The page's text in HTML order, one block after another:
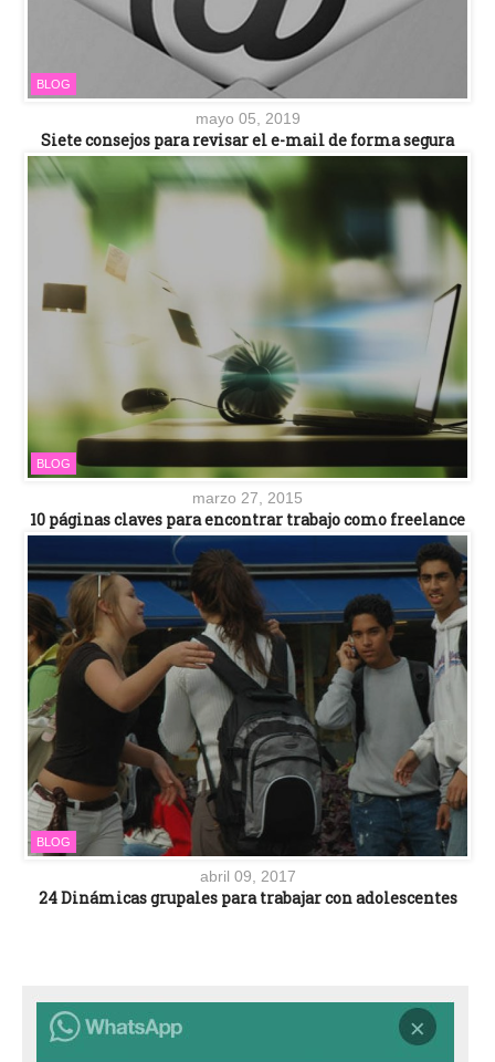
BLOG
mayo 05, 2019
Siete consejos para revisar el e-mail de forma segura
BLOG
marzo 27, 2015
10 páginas claves para encontrar trabajo como freelance
BLOG
abril 09, 2017
24 Dinámicas grupales para trabajar con adolescentes